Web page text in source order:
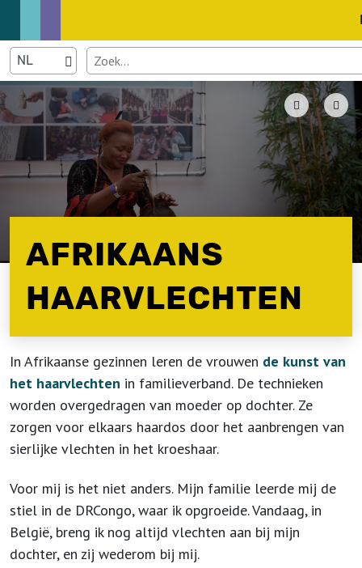
AFRIKAANS
HAARVLECHTEN
In Afrikaanse gezinnen leren de vrouwen de kunst van
het haarvlechten in familieverband. De technieken
worden overgedragen van moeder op dochter. Ze
zorgen voor elkaars haardos door het aanbrengen van
sierlijke vlechten in het kroeshaar.
Voor mij is het niet anders. Mijn familie leerde mij de
stiel in de DRCongo, waar ik opgroeide. Vandaag, in
België, breng ik nog altijd vlechten aan bij mijn
dochter, en zij wederom bij mij.